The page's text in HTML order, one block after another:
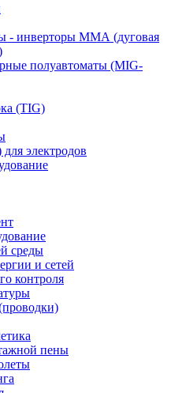
- инверторы ММА (дуговая
полуавтоматы (MIG-
(TIG)
электродов
среды
и сетей
контроля
пены